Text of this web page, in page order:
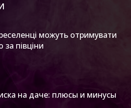
можуть отримувати
півціни
на даче: плюсы и минусы